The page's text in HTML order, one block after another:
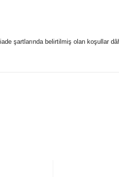
iade şartlarında belirtilmiş olan koşullar